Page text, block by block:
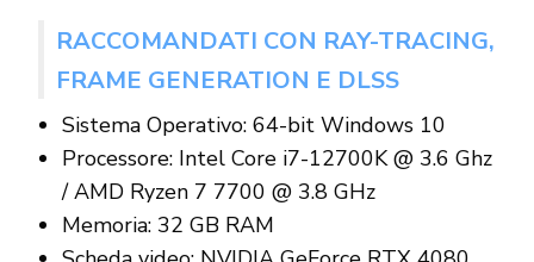
RACCOMANDATI CON RAY-TRACING,
FRAME GENERATION E DLSS
Sistema Operativo: 64-bit Windows 10
Processore: Intel Core i7-12700K @ 3.6 Ghz
/ AMD Ryzen 7 7700 @ 3.8 GHz
Memoria: 32 GB RAM